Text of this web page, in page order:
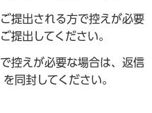
提出される方で控えが必要
提出してください。
控えが必要な場合は、返信
同封してください。